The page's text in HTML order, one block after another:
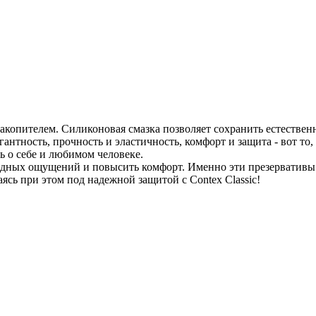
Силиконовая смазка позволяет сохранить
прочность и эластичность, комфорт и защита - вот
о себе и любимом человеке.
ощущений и повысить комфорт. Именно эти
при этом под надежной защитой с Contex Classic!